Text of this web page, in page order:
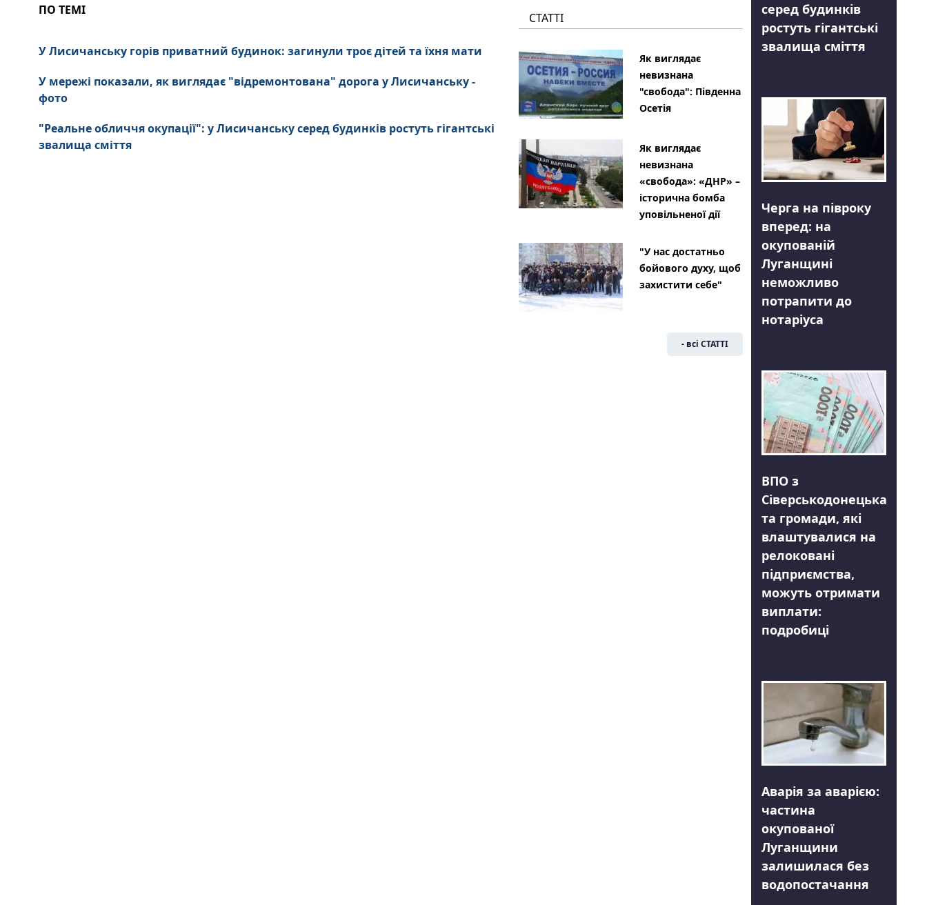
ПО ТЕМІ
У Лисичанську горів приватний будинок: загинули троє дітей та їхня мати
У мережі показали, як виглядає "відремонтована" дорога у Лисичанську -
фото
"Реальне обличчя окупації": у Лисичанську серед будинків ростуть гігантські
звалища сміття
СТАТТІ
Як виглядає
невизнана
"свобода": Південна
Осетія
Як виглядає
невизнана
«свобода»: «ДНР» –
історична бомба
уповільненої дії
"У нас достатньо
бойового духу, щоб
захистити себе"
- всі СТАТТІ
серед будинків
ростуть гігантські
звалища сміття
Черга на півроку
вперед: на
окупованій
Луганщині
неможливо
потрапити до
нотаріуса
ВПО з
Сіверськодонецька
та громади, які
влаштувалися на
релоковані
підприємства,
можуть отримати
виплати:
подробиці
Аварія за аварією:
частина
окупованої
Луганщини
залишилася без
водопостачання